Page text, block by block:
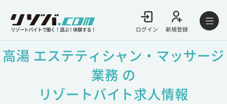
リゾートバイトで働く！遊ぶ！体験する！ ログイン 新規登録
高湯 エステティシャン・マッサージ
業務 の
リゾートバイト求人情報